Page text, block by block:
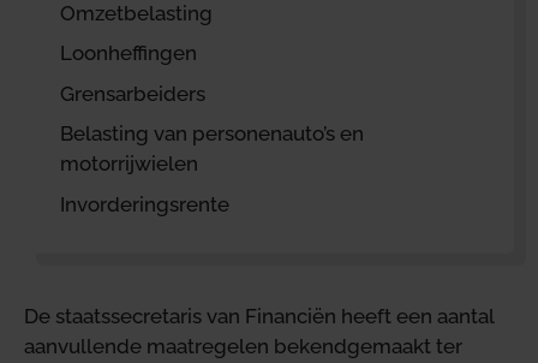
Omzetbelasting
Loonheffingen
Grensarbeiders
Belasting van personenauto’s en
motorrijwielen
Invorderingsrente
De staatssecretaris van Financiën heeft een aantal
aanvullende maatregelen bekendgemaakt ter